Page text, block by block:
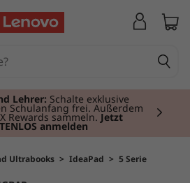
I Persönlich, leistungsstark,
Jetzt kaufen.
item 3 of 3
Ultrabooks > IdeaPad > 5 Serie